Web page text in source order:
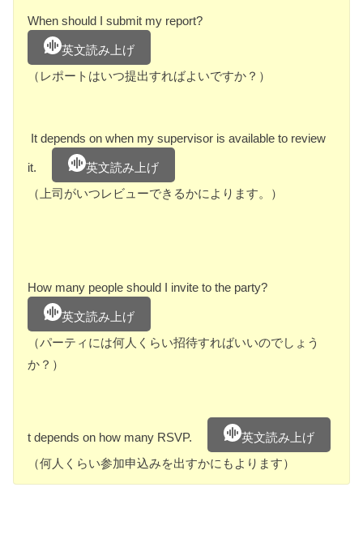
When should I submit my report?
英文読み上げ
（レポートはいつ提出すればよいですか？）
It depends on when my supervisor is available to review
it. 英文読み上げ
（上司がいつレビューできるかによります。）
How many people should I invite to the party?
英文読み上げ
（パーティには何人くらい招待すればいいのでしょう
か？）
t depends on how many RSVP. 英文読み上げ
（何人くらい参加申込みを出すかにもよります）